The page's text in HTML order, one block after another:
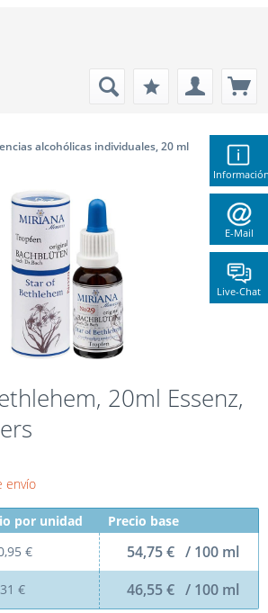
E-Mail
Live-Chat
alcohólicas individuales, 20 ml
20ml Essenz,
envío
por unidad
Precio base
€ 54,75 € / 100 ml
€ 46,55 € / 100 ml